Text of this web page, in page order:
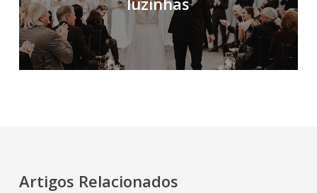
Artigos Relacionados